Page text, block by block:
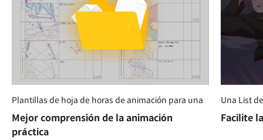
Plantillas de hoja de horas de animación para una
Mejor comprensión de la animación
práctica
Una List
Facilite